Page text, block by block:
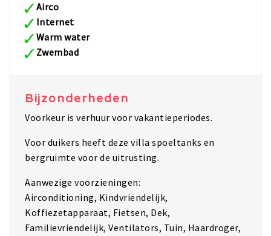
Airco
Internet
Warm water
Zwembad
Bijzonderheden
Voorkeur is verhuur voor vakantieperiodes.
Voor duikers heeft deze villa spoeltanks en
bergruimte voor de uitrusting.
Aanwezige voorzieningen:
Airconditioning, Kindvriendelijk,
Koffiezetapparaat, Fietsen, Dek,
Familievriendelijk, Ventilators, Tuin, Haardroger,